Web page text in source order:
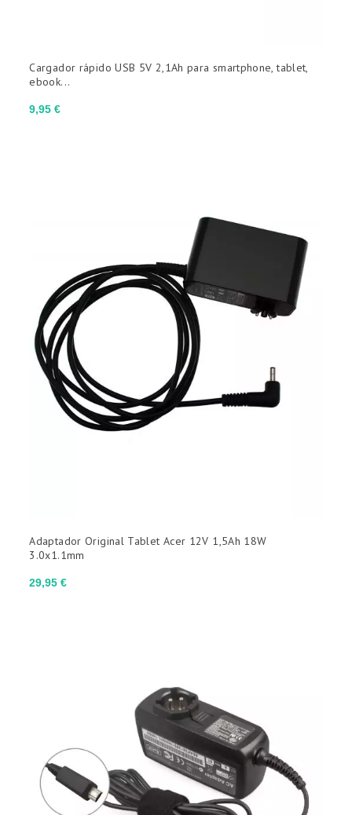
Precio
9,95 €
Cargador rápido USB 5V 2,1Ah para smartphone, tablet,
ebook...
Precio
29,95 €
Adaptador Original Tablet Acer 12V 1,5Ah 18W
3.0x1.1mm